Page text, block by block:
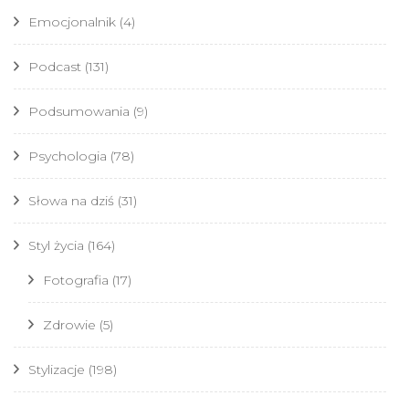
Emocjonalnik (4)
Podcast (131)
Podsumowania (9)
Psychologia (78)
Słowa na dziś (31)
Styl życia (164)
Fotografia (17)
Zdrowie (5)
Stylizacje (198)